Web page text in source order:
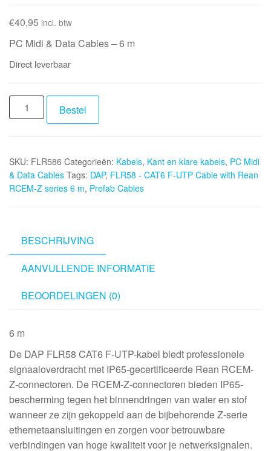
€40,95 incl. btw
PC Midi & Data Cables – 6 m
Direct leverbaar
DAP
FLR58
F-
UTP
Cable
RCEM-
Z
series
Bestel
SKU: FLR586 Categorieën: Kabels, Kant en klare kabels, PC Midi
& Data Cables Tags: DAP, FLR58 - CAT6 F-UTP Cable with Rean
RCEM-Z series 6 m, Prefab Cables
BESCHRIJVING
AANVULLENDE INFORMATIE
BEOORDELINGEN (0)
6 m
De DAP FLR58 CAT6 F-UTP-kabel biedt professionele
signaaloverdracht met IP65-gecertificeerde Rean RCEM-
Z-connectoren. De RCEM-Z-connectoren bieden IP65-
bescherming tegen het binnendringen van water en stof
wanneer ze zijn gekoppeld aan de bijbehorende Z-serie
ethernetaansluitingen en zorgen voor betrouwbare
verbindingen van hoge kwaliteit voor je netwerksignalen.